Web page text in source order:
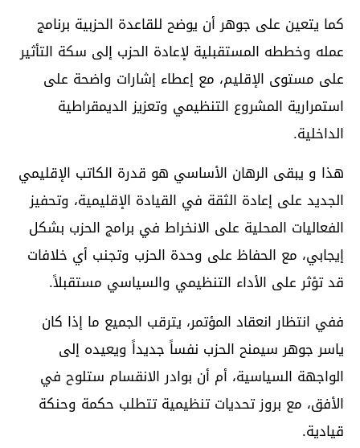
كما يتعين على جوهر أن يوضح للقاعدة الحزبية برنامج
عمله وخططه المستقبلية لإعادة الحزب إلى سكة التأثير
على مستوى الإقليم، مع إعطاء إشارات واضحة على
استمرارية المشروع التنظيمي وتعزيز الديمقراطية
الداخلية.
هذا و يبقى الرهان الأساسي هو قدرة الكاتب الإقليمي
الجديد على إعادة الثقة في القيادة الإقليمية، وتحفيز
الفعاليات المحلية على الانخراط في برامج الحزب بشكل
إيجابي، مع الحفاظ على وحدة الحزب وتجنب أي خلافات
قد تؤثر على الأداء التنظيمي والسياسي مستقبلاً.
ففي انتظار انعقاد المؤتمر، يترقب الجميع ما إذا كان
ياسر جوهر سيمنح الحزب نفساً جديداً ويعيده إلى
الواجهة السياسية، أم أن بوادر الانقسام ستلوح في
الأفق، مع بروز تحديات تنظيمية تتطلب حكمة وحنكة
قيادية.